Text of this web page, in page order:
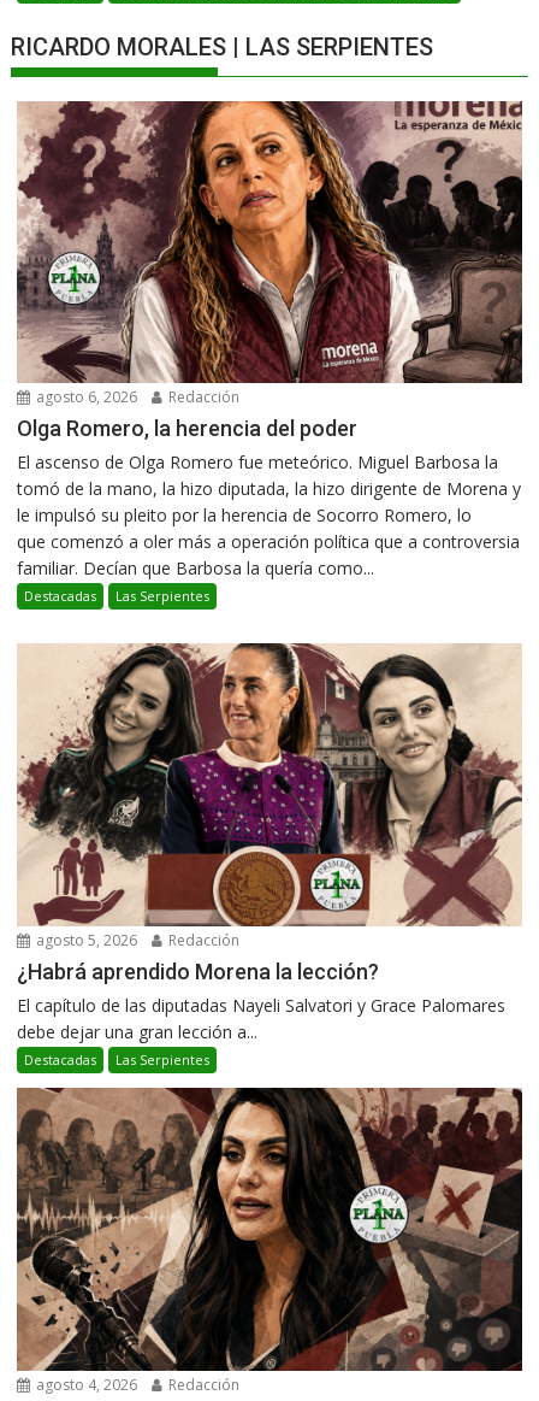
RICARDO MORALES | LAS SERPIENTES
agosto 6, 2026 Redacción
Olga Romero, la herencia del poder
El ascenso de Olga Romero fue meteórico. Miguel Barbosa la
tomó de la mano, la hizo diputada, la hizo dirigente de Morena y
le impulsó su pleito por la herencia de Socorro Romero, lo
que comenzó a oler más a operación política que a controversia
familiar. Decían que Barbosa la quería como...
Destacadas Las Serpientes
agosto 5, 2026 Redacción
¿Habrá aprendido Morena la lección?
El capítulo de las diputadas Nayeli Salvatori y Grace Palomares
debe dejar una gran lección a...
Destacadas Las Serpientes
agosto 4, 2026 Redacción